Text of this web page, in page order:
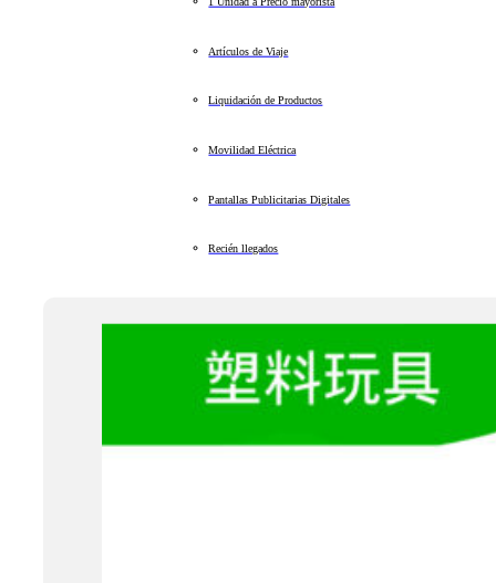
Artículos de Viaje
Liquidación de Productos
Movilidad Eléctrica
Pantallas Publicitarias Digitales
Recién llegados